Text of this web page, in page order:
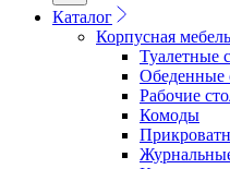
Каталог
Корпусная мебель
Туалетные
Обеденные
Рабочие
Комоды